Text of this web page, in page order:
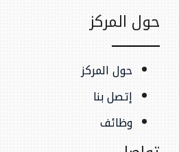
حول المركز
حول المركز
إتصل بنا
وظائف